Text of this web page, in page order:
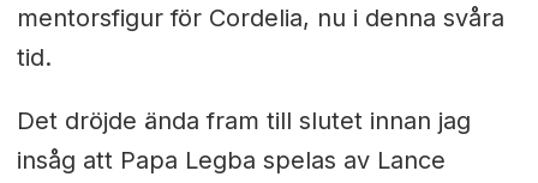
mentorsfigur för Cordelia, nu i denna svåra
tid.
Det dröjde ända fram till slutet innan jag
insåg att Papa Legba spelas av Lance